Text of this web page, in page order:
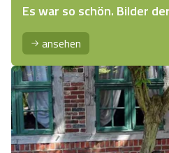
Es war so schön. Bilder
ansehen